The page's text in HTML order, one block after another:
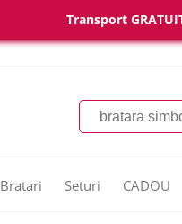
Transport
Bratari Seturi CADOU